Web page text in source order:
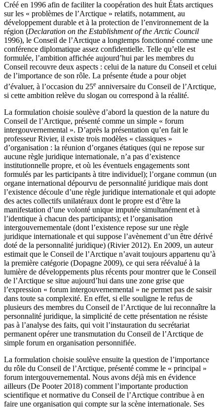
Créé en 1996 afin de faciliter la coopération des huit États arctiques
sur les « problèmes de l’Arctique » relatifs, notamment, au
développement durable et à la protection de l’environnement de la
région (Declaration on the Establishment of the Arctic Council
1996), le Conseil de l’Arctique a longtemps fonctionné comme une
conférence diplomatique assez confidentielle. Telle qu’elle est
formulée, l’ambition affichée aujourd’hui par les membres du
Conseil recouvre deux aspects : celui de la nature du Conseil et celui
de l’importance de son rôle. La présente étude a pour objet
d’évaluer, à l’occasion du 25e anniversaire du Conseil de l’Arctique,
si cette ambition relève du slogan ou correspond à la réalité.
La formulation choisie soulève d’abord la question de la nature du
Conseil de l’Arctique, présenté comme un simple « forum
intergouvernemental ». D’après la présentation qu’en fait le
professeur Rivier, il existe trois modèles « classiques »
d’organisation : la réunion d’organes étatiques (qui ne repose sur
aucune règle juridique internationale, n’a pas d’existence
institutionnelle propre, et où les éventuels engagements sont
formulés par les participants à titre individuel); l’organe commun (un
organe international dépourvu de personnalité juridique mais dont
l’existence découle d’une règle juridique internationale et qui adopte
des actes collectifs unilatéraux dont le propre est d’être la
manifestation d’une volonté unique imputée simultanément et à
l’identique à chacun des participants); et l’organisation
intergouvernementale (dont l’existence repose sur une règle
juridique internationale et qui suppose l’avènement d’un être dérivé
doté de la personnalité juridique) (Rivier 2012). En 2009, un auteur
estimait que le Conseil de l’Arctique n’avait toujours appartenu qu’à
la première catégorie (Dopagne 2009), ce qui sera réévalué à la
lumière de développements plus récents pour montrer que le Conseil
de l’Arctique se situe aujourd’hui dans une zone grise que
l’expression « forum intergouvernemental » ne permet pas de saisir
dans toute sa complexité. En effet, si elle souligne le refus de
plusieurs des membres du Conseil de l’Arctique de lui reconnaître la
personnalité juridique, la simplicité de cette présentation ne résiste
pas à l’analyse des faits, qui voit l’instauration du secrétariat
permanent opérer une transmutation du Conseil de l’Arctique de
simple forum en organisation personnifiée.
La formulation choisie soulève ensuite la question de l’importance
du rôle du Conseil de l’Arctique, présenté comme le « principal »
forum intergouvernemental. Nous avons déjà mis en évidence
ailleurs (De Pooter 2018) comment l’importante production
scientifique et normative du Conseil de l’Arctique contribue à en
faire une organisation qui compte sur la scène internationale. Ses